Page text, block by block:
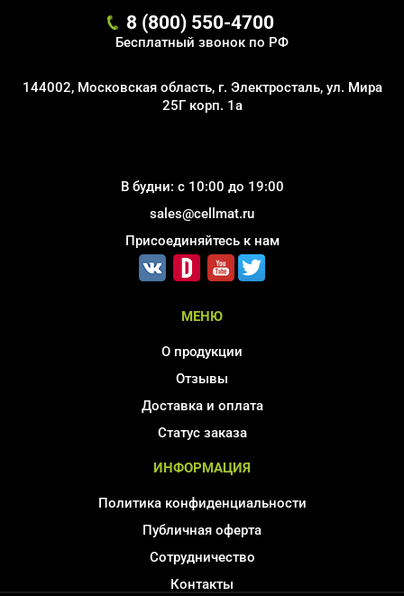
8 (800) 550-4700
Бесплатный звонок по РФ
144002, Московская область, г. Электросталь, ул. Мира
25Г корп. 1а
В будни: с 10:00 до 19:00
sales@cellmat.ru
Присоединяйтесь к нам
МЕНЮ
О продукции
Отзывы
Доставка и оплата
Статус заказа
ИНФОРМАЦИЯ
Политика конфиденциальности
Публичная оферта
Сотрудничество
Контакты